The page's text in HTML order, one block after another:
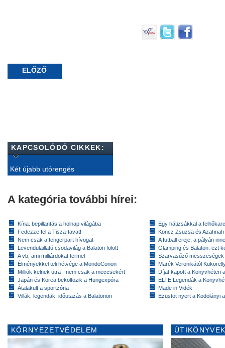
ELŐZŐ
KAPCSOLÓDÓ CIKKEK:
Két újabb utórengés
A kategória további hírei:
Kína: bepillantás a holnap világába
Fedezze fel a Tisza-tavat!
Nem csak a tengerpart hívogat
Levendulaillatú csodavilág a Balaton fölött
A vb, ami milliárdokat termel
Élményekkel teli hétvége a MondoConon
Milliók kelnek útra - nem csak a meccsekért
Japán és Korea beköltözik a Hungexpóra
Átalakult a sportzóna
Villák, legendák: időutazás a Balatonon
Egy hátizsákkal a
Koncz Zsuzsa és
A futball ereje, a pályán
Glamping és Balaton: ezt
Szarvasűző messzeségek
Marék Veronikától
Díjat kapott a Könyvhéten
ELTE Legendák a
Made in Vidék
Ezüstöt nyert a Kodolányi
KÖRNYEZETVÉDELEM